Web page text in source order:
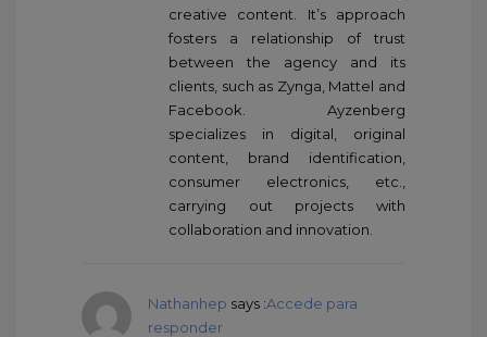
creative content. It’s approach
fosters a relationship of trust
between the agency and its
clients, such as Zynga, Mattel and
Facebook. Ayzenberg
specializes in digital, original
content, brand identification,
consumer electronics, etc.,
carrying out projects with
collaboration and innovation.
Nathanhep says :Accede para
responder